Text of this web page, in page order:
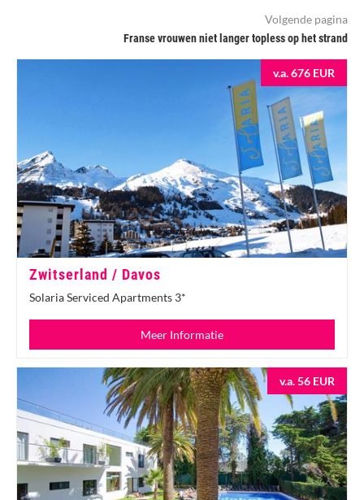
Volgende pagina
Franse vrouwen niet langer topless op het strand
v.a. 676 EUR
Zwitserland / Davos
Solaria Serviced Apartments 3*
Meer Informatie
v.a. 56 EUR